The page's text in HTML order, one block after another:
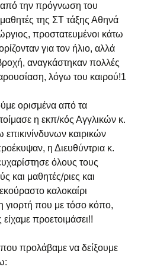
την πρόγνωση του
της ΣΤ τάξης Αθηνά
προστατευμένοι κάτω
για τον ήλιο, αλλά
αναγκάστηκαν πολλές
λόγω του καιρού!1
ορισμένα από τα
η εκπ/κός Αγγλικών κ.
καιρικών
η Διευθύντρια κ.
όλους τους
και μαθητές/ριες και
καλοκαίρι
γιορτή που με τόσο κόπο,
προετοιμάσει!!
προλάβαμε να δείξουμε